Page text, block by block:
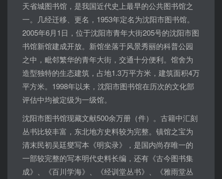
天省城图书馆，是我国近代史上最早的公共图书馆之
一。几经迁移、更名，1953年定名为沈阳市图书馆。
2005年6月1日，位于沈阳市青年大街205号的沈阳市图
书馆新馆建成开放。新馆坐落于风景秀丽的科普公园
之中，毗邻繁华的青年大街，交通十分便利。馆舍为
造型独特的生态建筑，占地1.3万平方米，建筑面积4万
平方米。1998年以来，沈阳市图书馆在历次的文化部
评估中均被定级为一级馆。
沈阳市图书馆现藏文献500余万册（件）。古籍中汇刻
丛书比较丰富，东北地方史料较为完整。镇馆之宝为
清末民初吴廷燮写本《明实录》，是国内尚存唯一的
一部较完整的写本明代史料长编，还有《古今图书集
成》、《百川学海》、《经训堂丛书》、《雅雨堂丛